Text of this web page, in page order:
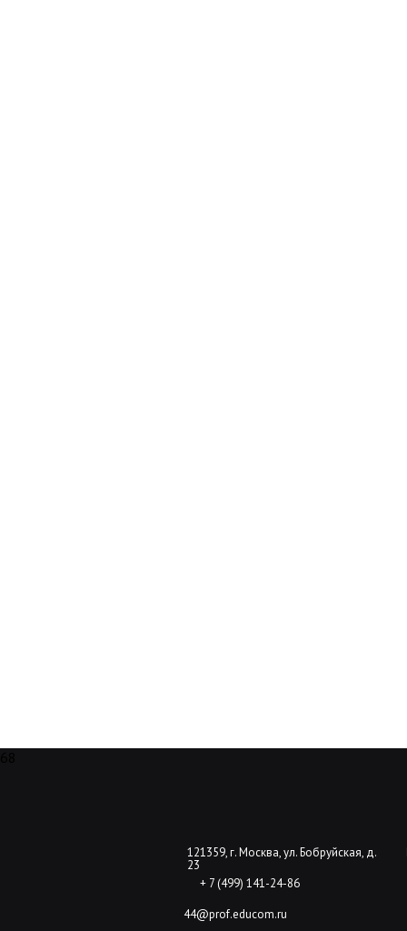
121359, г. Москва, ул. Бобруйская, д.
23
44@prof.educom.ru
+ 7 (499) 141-24-86